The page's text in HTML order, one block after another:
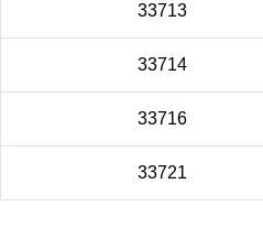
33713
33714
33716
33721